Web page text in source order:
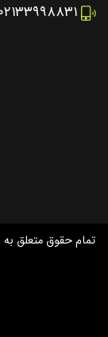
تمام حقوق متعلق